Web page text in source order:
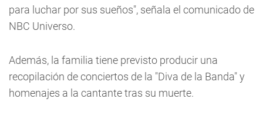
para luchar por sus sueños", señala el comunicado de
NBC Universo.
Además, la familia tiene previsto producir una
recopilación de conciertos de la "Diva de la Banda" y
homenajes a la cantante tras su muerte.